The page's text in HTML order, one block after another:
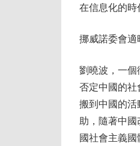
在信息化的時
挪威諾委會適
劉曉波，一
否定中國的
搬到中國的
助，隨著中
國社會主義